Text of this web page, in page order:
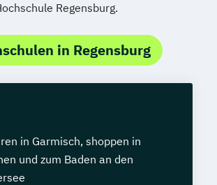
Regensburg.
in Regensburg
in Garmisch, shoppen in
und zum Baden an den